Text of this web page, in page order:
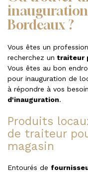
Bordeaux ?
Vous êtes un
recherchez un traiteur
Vous êtes au bon
pour inauguration de
à répondre à vos
d'inauguration.
Produits
de traiteur
magasin
Entourés de